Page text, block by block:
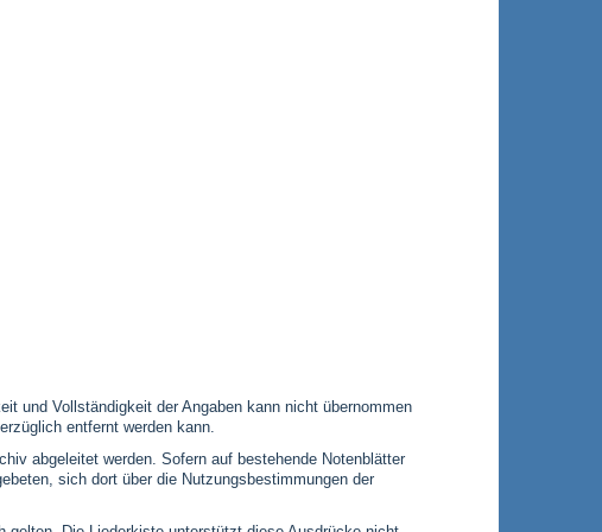
und Vollständigkeit der Angaben kann nicht übernommen
entfernt werden kann.
abgeleitet werden. Sofern auf bestehende Notenblätter
sich dort über die Nutzungsbestimmungen der